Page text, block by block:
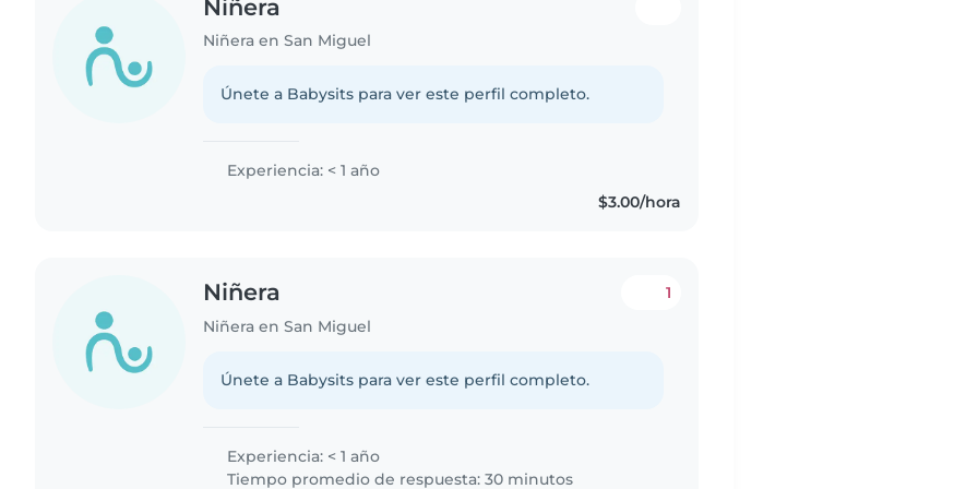
Niñera
Niñera en San Miguel
Únete a Babysits para ver este perfil completo.
Experiencia: < 1 año
$3.00/hora
Niñera
Niñera en San Miguel
1
Únete a Babysits para ver este perfil completo.
Experiencia: < 1 año
Tiempo promedio de respuesta: 30 minutos